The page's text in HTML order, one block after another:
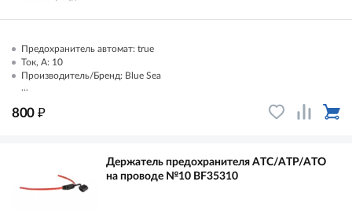
Предохранитель автомат: true
Ток, А: 10
Производитель/Бренд: Blue Sea
...
800 ₽
Держатель предохранителя ATC/ATP/ATO
на проводе №10 BF35310